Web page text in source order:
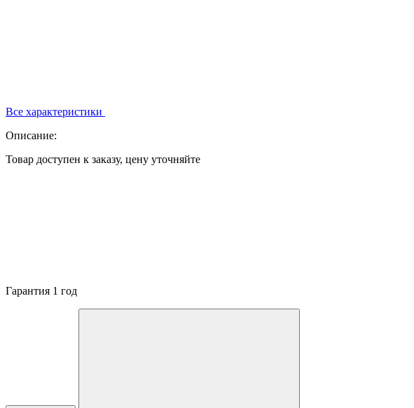
Все характеристики
Описание:
Товар доступен к заказу, цену уточняйте
Гарантия 1 год